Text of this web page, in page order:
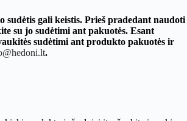
gali keistis. Prieš pradedant naudoti
su jo sudėtimi ant pakuotės. Esant
sudėtimi ant produkto pakuotės ir
.